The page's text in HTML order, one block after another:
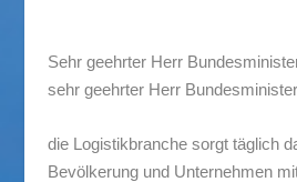
Sehr geehrter Herr
sehr geehrter Herr
die Logistikbranche sorgt täglich
Bevölkerung und Unternehmen